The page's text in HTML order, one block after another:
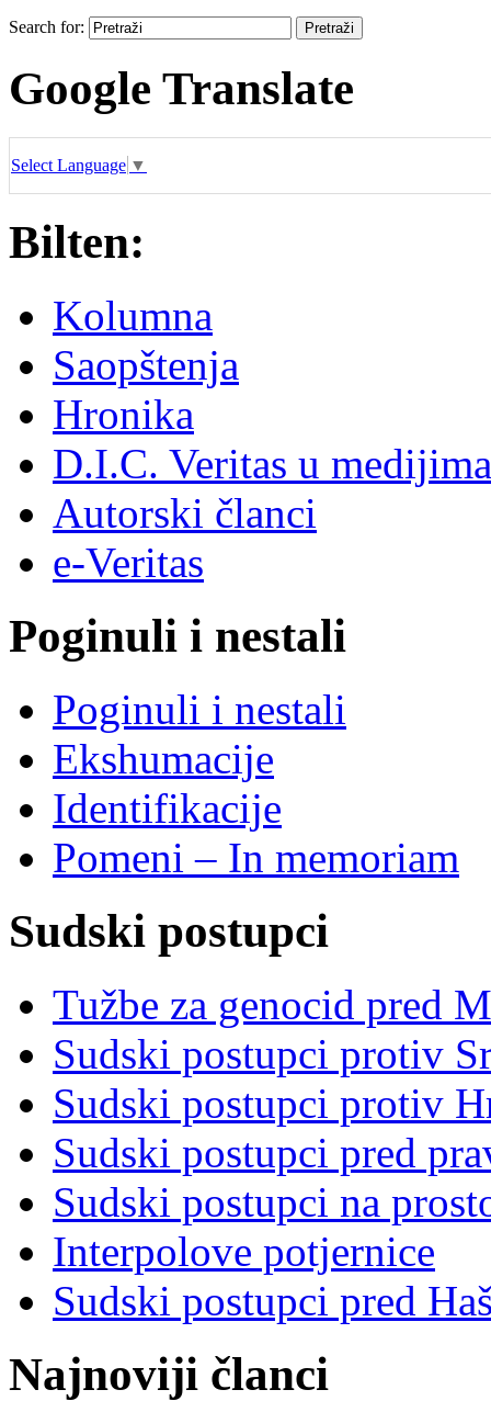
Search for:
Google Translate
Select Language ▼
Bilten:
Kolumna
Saopštenja
Hronika
D.I.C. Veritas u medijima
Autorski članci
e-Veritas
Poginuli i nestali
Poginuli i nestali
Ekshumacije
Identifikacije
Pomeni – In memoriam
Sudski postupci
Tužbe za genocid pred
Sudski postupci protiv
Sudski postupci protiv
Sudski postupci pred
Sudski postupci na
Interpolove potjernice
Sudski postupci pred
Najnoviji članci